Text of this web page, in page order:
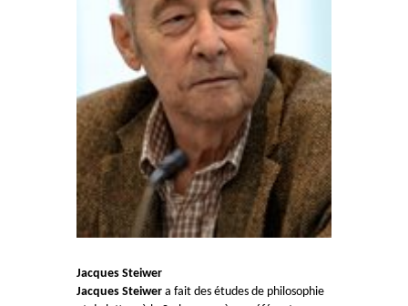
Jacques Steiwer
Jacques Steiwer a fait des études de philosophie